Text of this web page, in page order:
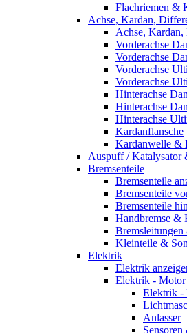
Flachriemen &
Achse, Kardan,
Achse,
Vorderachse
Vorderachse
Vorderachse
Vorderachse
Hinterachse
Hinterachse
Hinterachse
Kardanflansche
Kardanwelle &
Auspuff / Katalysator
Bremsenteile
Bremsenteile
Bremsenteile
Bremsenteile
Handbremse &
Bremsleitungen
Kleinteile &
Elektrik
Elektrik
Elektrik - Motor
Elektrik -
Anlasser